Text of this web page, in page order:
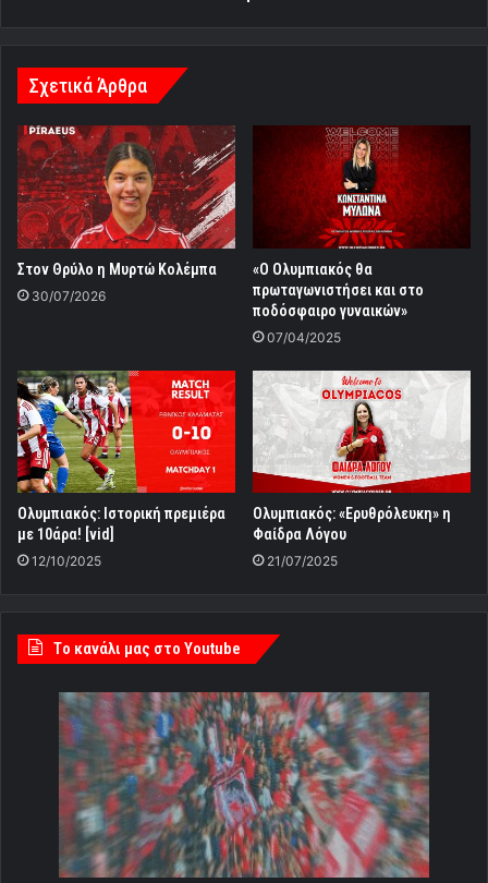
Σχετικά Άρθρα
Στον Θρύλο η Μυρτώ Κολέμπα
30/07/2026
«Ο Ολυμπιακός θα
πρωταγωνιστήσει και στο
ποδόσφαιρο γυναικών»
07/04/2025
Ολυμπιακός: Ιστορική πρεμιέρα
με 10άρα! [vid]
12/10/2025
Ολυμπιακός: «Ερυθρόλευκη» η
Φαίδρα Λόγου
21/07/2025
Tο κανάλι μας στο Youtube